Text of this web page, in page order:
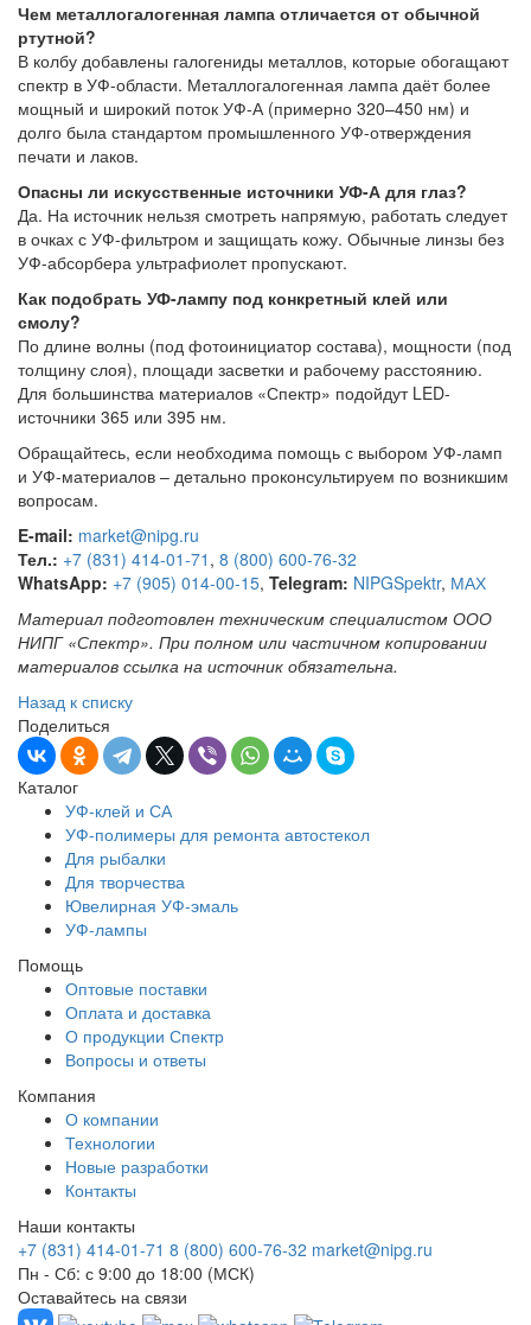
Чем металлогалогенная лампа отличается от обычной
ртутной?
В колбу добавлены галогениды металлов, которые обогащают
спектр в УФ-области. Металлогалогенная лампа даёт более
мощный и широкий поток УФ-А (примерно 320–450 нм) и
долго была стандартом промышленного УФ-отверждения
печати и лаков.
Опасны ли искусственные источники УФ-А для глаз?
Да. На источник нельзя смотреть напрямую, работать следует
в очках с УФ-фильтром и защищать кожу. Обычные линзы без
УФ-абсорбера ультрафиолет пропускают.
Как подобрать УФ-лампу под конкретный клей или
смолу?
По длине волны (под фотоинициатор состава), мощности (под
толщину слоя), площади засветки и рабочему расстоянию.
Для большинства материалов «Спектр» подойдут LED-
источники 365 или 395 нм.
Обращайтесь, если необходима помощь с выбором УФ-ламп
и УФ-материалов – детально проконсультируем по возникшим
вопросам.
E-mail: market@nipg.ru
Тел.: +7 (831) 414-01-71 , 8 (800) 600-76-32
WhatsApp: +7 (905) 014-00-15, Telegram: NIPGSpektr, МАХ
Материал подготовлен техническим специалистом ООО
НИПГ «Спектр». При полном или частичном копировании
материалов ссылка на источник обязательна.
Назад к списку
Поделиться
Каталог
УФ-клей и СА
УФ-полимеры для ремонта автостекол
Для рыбалки
Для творчества
Ювелирная УФ-эмаль
УФ-лампы
Помощь
Оптовые поставки
Оплата и доставка
О продукции Спектр
Вопросы и ответы
Компания
О компании
Технологии
Новые разработки
Контакты
Наши контакты
+7 (831) 414-01-71 8 (800) 600-76-32 market@nipg.ru
Пн - Сб: с 9:00 до 18:00 (МСК)
Оставайтесь на связи